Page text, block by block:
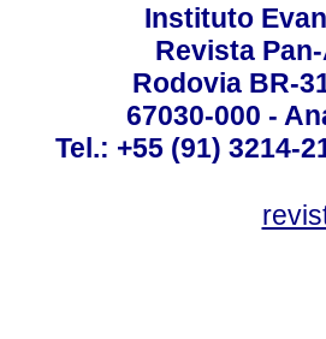
Instituto
Revista
Rodovia BR-
67030-000 -
Tel.: +55 (91) 3214-